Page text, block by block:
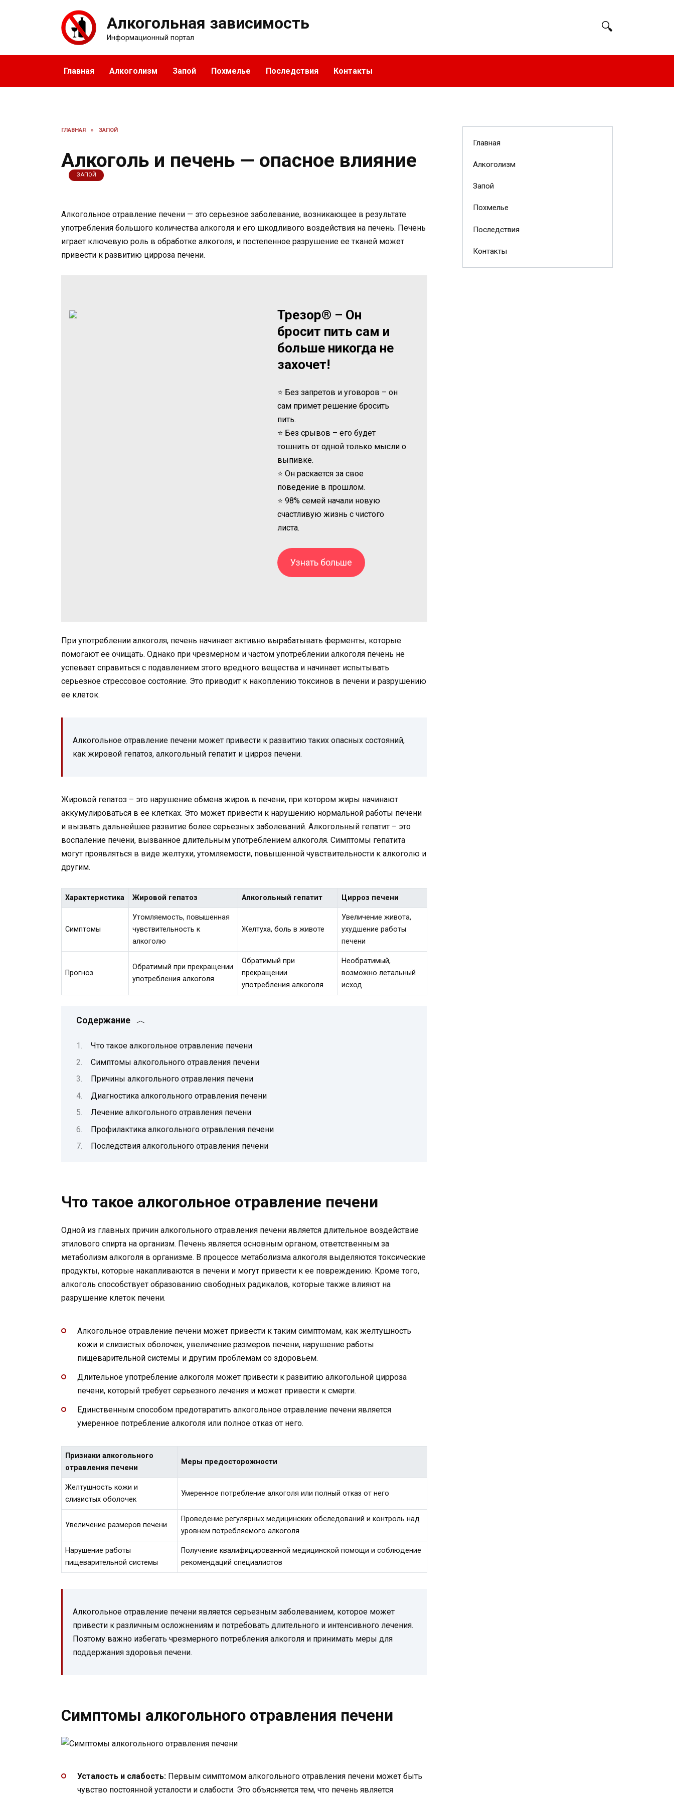
Алкогольная зависимость
Информационный портал
Главная Алкоголизм Запой Похмелье Последствия Контакты
ГЛАВНАЯ » ЗАПОЙ
Алкоголь и печень — опасное влияние
ЗАПОЙ
Алкогольное отравление печени — это серьезное заболевание, возникающее в результате
употребления большого количества алкоголя и его шкодливого воздействия на печень. Печень
играет ключевую роль в обработке алкоголя, и постепенное разрушение ее тканей может
привести к развитию цирроза печени.
Трезор® – Он
бросит пить сам и
больше никогда не
захочет!
⭐ Без запретов и уговоров – он
сам примет решение бросить
пить.
⭐ Без срывов – его будет
тошнить от одной только мысли о
выпивке.
⭐ Он раскается за свое
поведение в прошлом.
⭐ 98% семей начали новую
счастливую жизнь с чистого
листа.
Узнать больше
При употреблении алкоголя, печень начинает активно вырабатывать ферменты, которые
помогают ее очищать. Однако при чрезмерном и частом употреблении алкоголя печень не
успевает справиться с подавлением этого вредного вещества и начинает испытывать
серьезное стрессовое состояние. Это приводит к накоплению токсинов в печени и разрушению
ее клеток.
Алкогольное отравление печени может привести к развитию таких опасных состояний,
как жировой гепатоз, алкогольный гепатит и цирроз печени.
Жировой гепатоз – это нарушение обмена жиров в печени, при котором жиры начинают
аккумулироваться в ее клетках. Это может привести к нарушению нормальной работы печени
и вызвать дальнейшее развитие более серьезных заболеваний. Алкогольный гепатит – это
воспаление печени, вызванное длительным употреблением алкоголя. Симптомы гепатита
могут проявляться в виде желтухи, утомляемости, повышенной чувствительности к алкоголю и
другим.
Характеристика Жировой гепатоз Алкогольный гепатит Цирроз печени
Симптомы
Утомляемость, повышенная
чувствительность к
алкоголю
Желтуха, боль в животе
Увеличение живота,
ухудшение работы
печени
Прогноз
Обратимый при прекращении
употребления алкоголя
Обратимый при
прекращении
употребления алкоголя
Необратимый,
возможно летальный
исход
Содержание
Что такое алкогольное отравление печени
Симптомы алкогольного отравления печени
Причины алкогольного отравления печени
Диагностика алкогольного отравления печени
Лечение алкогольного отравления печени
Профилактика алкогольного отравления печени
Последствия алкогольного отравления печени
Что такое алкогольное отравление печени
Одной из главных причин алкогольного отравления печени является длительное воздействие
этилового спирта на организм. Печень является основным органом, ответственным за
метаболизм алкоголя в организме. В процессе метаболизма алкоголя выделяются токсические
продукты, которые накапливаются в печени и могут привести к ее повреждению. Кроме того,
алкоголь способствует образованию свободных радикалов, которые также влияют на
разрушение клеток печени.
Алкогольное отравление печени может привести к таким симптомам, как желтушность
кожи и слизистых оболочек, увеличение размеров печени, нарушение работы
пищеварительной системы и другим проблемам со здоровьем.
Длительное употребление алкоголя может привести к развитию алкогольной цирроза
печени, который требует серьезного лечения и может привести к смерти.
Единственным способом предотвратить алкогольное отравление печени является
умеренное потребление алкоголя или полное отказ от него.
Признаки алкогольного
отравления печени
Меры предосторожности
Желтушность кожи и
слизистых оболочек
Умеренное потребление алкоголя или полный отказ от него
Увеличение размеров печени
Проведение регулярных медицинских обследований и контроль над
уровнем потребляемого алкоголя
Нарушение работы
пищеварительной системы
Получение квалифицированной медицинской помощи и соблюдение
рекомендаций специалистов
Алкогольное отравление печени является серьезным заболеванием, которое может
привести к различным осложнениям и потребовать длительного и интенсивного лечения.
Поэтому важно избегать чрезмерного потребления алкоголя и принимать меры для
поддержания здоровья печени.
Симптомы алкогольного отравления печени
Усталость и слабость: Первым симптомом алкогольного отравления печени может быть
чувство постоянной усталости и слабости. Это объясняется тем, что печень является
Главная
Алкоголизм
Запой
Похмелье
Последствия
Контакты